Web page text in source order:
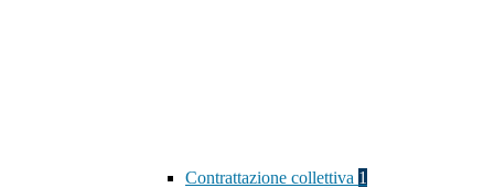
Contrattazione collettiva 1